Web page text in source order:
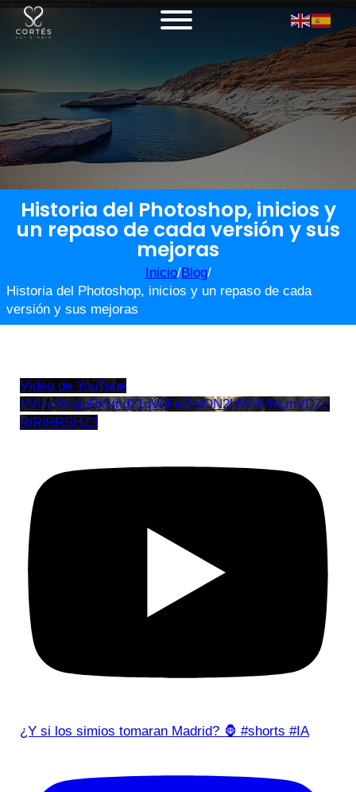
Historia del Photoshop, inicios y
un repaso de cada versión y sus
mejoras
Inicio/Blog/
Historia del Photoshop, inicios y un repaso de cada
versión y sus mejoras
Vídeo de YouTube
VVUxRmppRkNnd21qV0FwTldON2h5V3VRLmVDZz
RiRjRRSHZ3
¿Y si los simios tomaran Madrid? 🦍 #shorts #IA